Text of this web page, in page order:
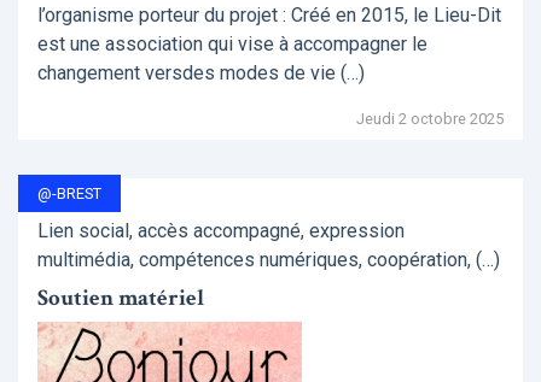
l’organisme porteur du projet : Créé en 2015, le Lieu-Dit
est une association qui vise à accompagner le
changement versdes modes de vie (…)
Jeudi 2 octobre 2025
@-BREST
Lien social, accès accompagné, expression
multimédia, compétences numériques, coopération, (…)
Soutien matériel